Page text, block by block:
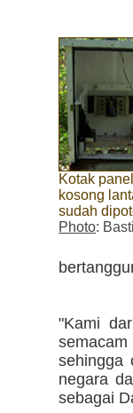
Kotak
kosong
sudah
Photo:
"Kami
semacam
sehingga
negara
sebagai